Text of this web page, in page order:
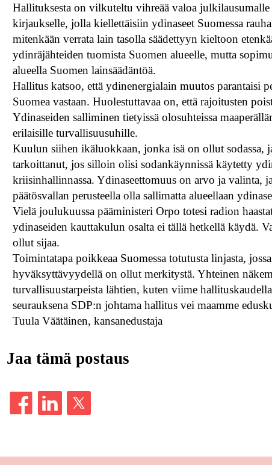
Hallituksesta on vilkuteltu vihreää valoa
kirjaukselle, jolla kiellettäisiin ydinaseet Suomessa
mitenkään verrata lain tasolla säädettyyn kieltoon
ydinräjähteiden tuomista Suomen alueelle, mutta
alueella Suomen lainsäädäntöä.
Hallitus katsoo, että ydinenergialain muutos parantaisi
Suomea vastaan. Huolestuttavaa on, että rajoitusten
Ydinaseiden salliminen tietyissä olosuhteissa
erilaisille turvallisuusuhille.
Kuulun siihen ikäluokkaan, jonka isä on ollut
tarkoittanut, jos silloin olisi sodankäynnissä käytetty
kriisinhallinnassa. Ydinaseettomuus on arvo ja valinta,
päätösvallan perusteella olla sallimatta alueellaan
Vielä joulukuussa pääministeri Orpo totesi radion
ydinaseiden kauttakulun osalta ei tällä hetkellä käydä.
ollut sijaa.
Toimintatapa poikkeaa Suomessa totutusta linjasta,
hyväksyttävyydellä on ollut merkitystä. Yhteinen
turvallisuustarpeista lähtien, kuten viime
seurauksena SDP:n johtama hallitus vei maamme
Tuula Väätäinen, kansanedustaja
Jaa tämä postaus